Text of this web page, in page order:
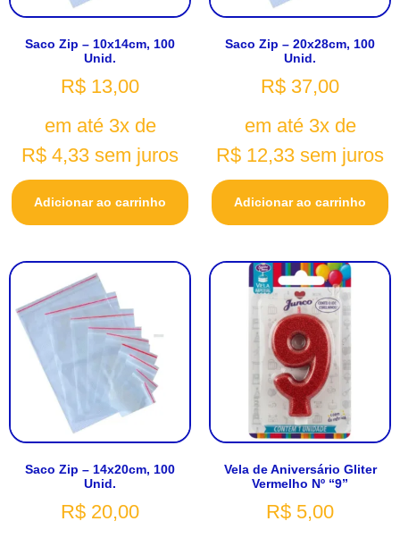
Saco Zip – 10x14cm, 100
Unid.
R$ 13,00
em até 3x de
R$ 4,33 sem juros
Adicionar ao carrinho
Saco Zip – 20x28cm, 100
Unid.
R$ 37,00
em até 3x de
R$ 12,33 sem juros
Adicionar ao carrinho
Saco Zip – 14x20cm, 100
Unid.
R$ 20,00
Vela de Aniversário Gliter
Vermelho Nº “9”
R$ 5,00